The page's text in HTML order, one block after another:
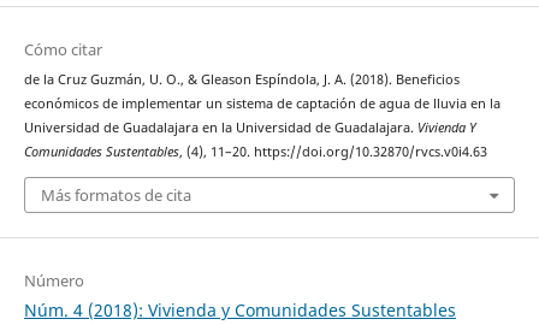
Cómo citar
de la Cruz Guzmán, U. O., & Gleason Espíndola, J. A. (2018). Beneficios
económicos de implementar un sistema de captación de agua de lluvia en la
Universidad de Guadalajara en la Universidad de Guadalajara. Vivienda Y
Comunidades Sustentables, (4), 11–20. https://doi.org/10.32870/rvcs.v0i4.63
Más formatos de cita
Número
Núm. 4 (2018): Vivienda y Comunidades Sustentables